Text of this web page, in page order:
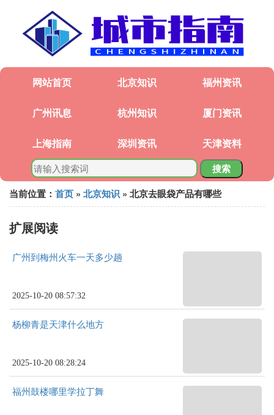
网站首页 北京知识 福州资讯
广州讯息 杭州知识 厦门资讯
上海指南 深圳资讯 天津资料
搜索
当前位置： 首页 » 北京知识 » 北京去眼袋产品有哪些
扩展阅读
广州到梅州火车一天多少趟
2025-10-20 08:57:32
杨柳青是天津什么地方
2025-10-20 08:28:24
福州鼓楼哪里学拉丁舞